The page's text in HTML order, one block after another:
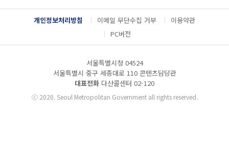
g
l
e
서
다
운
개인정보처리방침 이메일 무단수집 거부
이용약관
PC버전
서울특별시청 04524
서울특별시 중구 세종대로 110 콘텐츠담당관
대표전화 다산콜센터 02-120
ⓒ2020. Seoul Metropolitan Government all rights reserved.